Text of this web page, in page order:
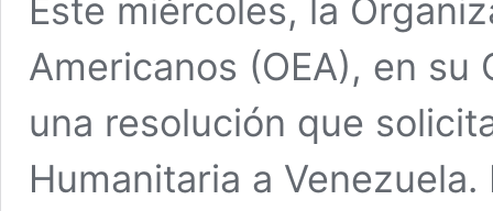
Este miércoles, la
Americanos (OEA), en
una resolución que
Humanitaria a